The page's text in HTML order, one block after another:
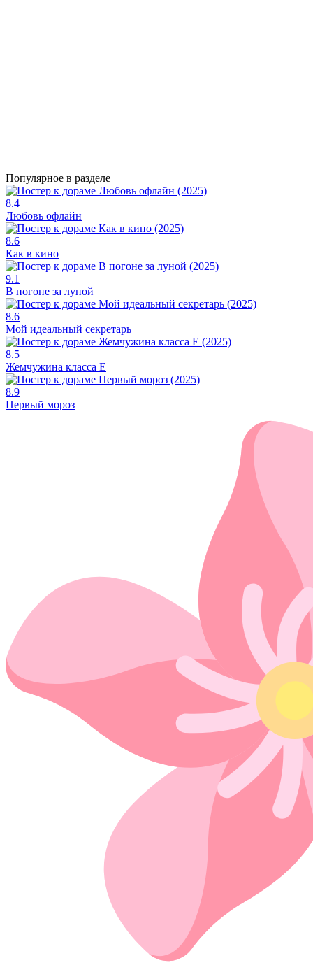
Популярное в разделе
8.4
Любовь офлайн
8.6
Как в кино
9.1
В погоне за луной
8.6
Мой идеальный секретарь
8.5
Жемчужина класса Е
8.9
Первый мороз